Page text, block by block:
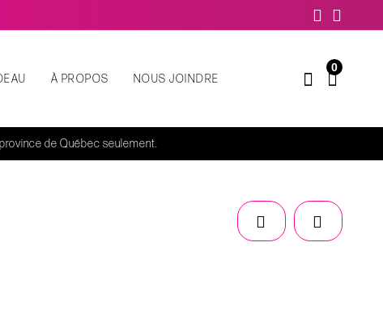
À PROPOS NOUS JOINDRE
0
de Québec seulement.